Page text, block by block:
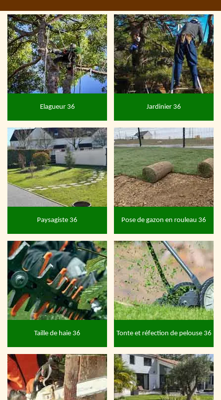
Elagueur 36 Jardinier 36
Paysagiste 36 Pose de gazon en rouleau 36
Taille de haie 36 Tonte et réfection de pelouse 36